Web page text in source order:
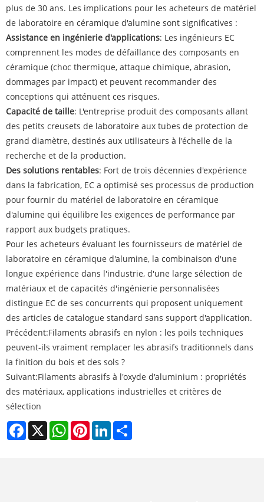
plus de 30 ans. Les implications pour les acheteurs de matériel
de laboratoire en céramique d'alumine sont significatives :
Assistance en ingénierie d'applications: Les ingénieurs EC
comprennent les modes de défaillance des composants en
céramique (choc thermique, attaque chimique, abrasion,
dommages par impact) et peuvent recommander des
conceptions qui atténuent ces risques.
Capacité de taille: L'entreprise produit des composants allant
des petits creusets de laboratoire aux tubes de protection de
grand diamètre, destinés aux utilisateurs à l'échelle de la
recherche et de la production.
Des solutions rentables: Fort de trois décennies d'expérience
dans la fabrication, EC a optimisé ses processus de production
pour fournir du matériel de laboratoire en céramique
d'alumine qui équilibre les exigences de performance par
rapport aux budgets pratiques.
Pour les acheteurs évaluant les fournisseurs de matériel de
laboratoire en céramique d'alumine, la combinaison d'une
longue expérience dans l'industrie, d'une large sélection de
matériaux et de capacités d'ingénierie personnalisées
distingue EC de ses concurrents qui proposent uniquement
des articles de catalogue standard sans support d'application.
Précédent:Filaments abrasifs en nylon : les poils techniques
peuvent-ils vraiment remplacer les abrasifs traditionnels dans
la finition du bois et des sols ?
Suivant:Filaments abrasifs à l'oxyde d'aluminium : propriétés
des matériaux, applications industrielles et critères de
sélection
Facebook
X WhatsAppPinterestLinkedIn